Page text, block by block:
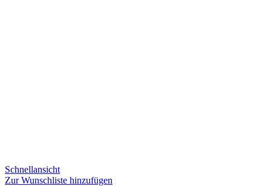
Schnellansicht
Zur Wunschliste hinzufügen